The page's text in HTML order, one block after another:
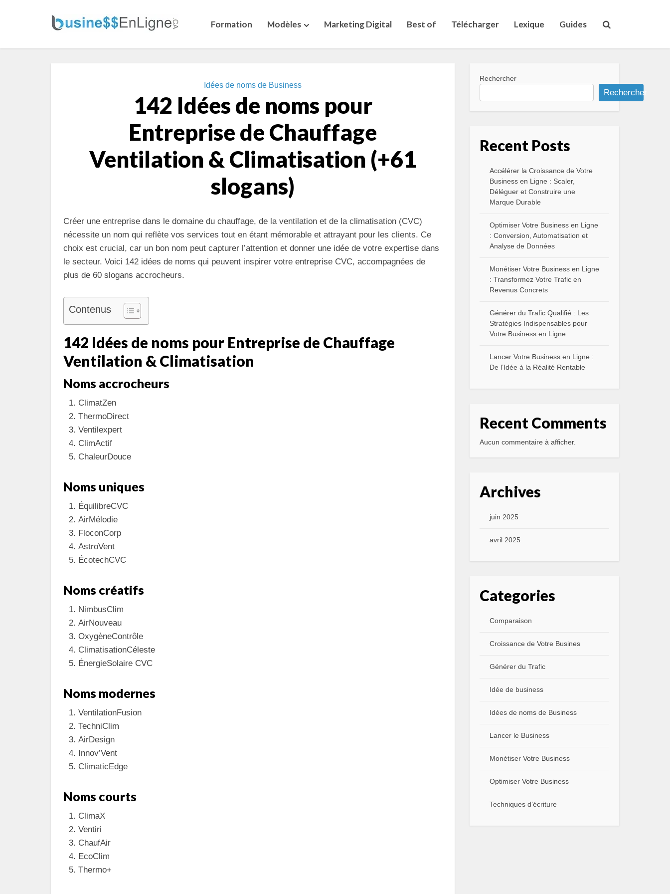
Formation Modèles Marketing Digital Best of Télécharger Lexique Guides
Idées de noms de Business
142 Idées de noms pour
Entreprise de Chauffage
Ventilation & Climatisation (+61
slogans)
Créer une entreprise dans le domaine du chauffage, de la ventilation et de la climatisation (CVC)
nécessite un nom qui reflète vos services tout en étant mémorable et attrayant pour les clients. Ce
choix est crucial, car un bon nom peut capturer l’attention et donner une idée de votre expertise dans
le secteur. Voici 142 idées de noms qui peuvent inspirer votre entreprise CVC, accompagnées de
plus de 60 slogans accrocheurs.
Contenus
142 Idées de noms pour Entreprise de Chauffage
Ventilation & Climatisation
Noms accrocheurs
ClimatZen
ThermoDirect
Ventilexpert
ClimActif
ChaleurDouce
Noms uniques
ÉquilibreCVC
AirMélodie
FloconCorp
AstroVent
ÉcotechCVC
Noms créatifs
NimbusClim
AirNouveau
OxygèneContrôle
ClimatisationCéleste
ÉnergieSolaire CVC
Noms modernes
VentilationFusion
TechniClim
AirDesign
Innov’Vent
ClimaticEdge
Noms courts
ClimaX
Ventiri
ChaufAir
EcoClim
Thermo+
Rechercher
Rechercher
Recent Posts
Accélérer la Croissance de Votre
Business en Ligne : Scaler,
Déléguer et Construire une
Marque Durable
Optimiser Votre Business en Ligne
: Conversion, Automatisation et
Analyse de Données
Monétiser Votre Business en Ligne
: Transformez Votre Trafic en
Revenus Concrets
Générer du Trafic Qualifié : Les
Stratégies Indispensables pour
Votre Business en Ligne
Lancer Votre Business en Ligne :
De l’Idée à la Réalité Rentable
Recent Comments
Aucun commentaire à afficher.
Archives
juin 2025
avril 2025
Categories
Comparaison
Croissance de Votre Busines
Générer du Trafic
Idée de business
Idées de noms de Business
Lancer le Business
Monétiser Votre Business
Optimiser Votre Business
Techniques d’écriture